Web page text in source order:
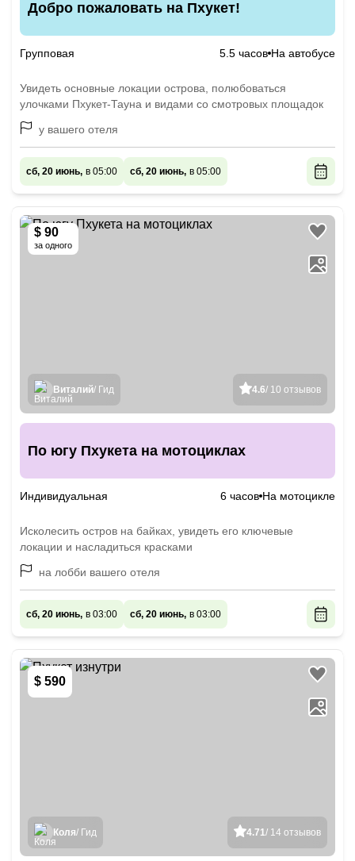
Добро пожаловать на Пхукет!
Групповая 5.5 часов На автобусе
Увидеть основные локации острова, полюбоваться
улочками Пхукет-Тауна и видами со смотровых площадок
у вашего отеля
сб, 20 июнь, в 05:00 сб, 20 июнь, в 05:00
$ 90
за одного
4.6/ 10 отзывов
Виталий/ Гид
По югу Пхукета на мотоциклах
Индивидуальная 6 часов На мотоцикле
Исколесить остров на байках, увидеть его ключевые
локации и насладиться красками
на лобби вашего отеля
сб, 20 июнь, в 03:00 сб, 20 июнь, в 03:00
$ 590
4.71/ 14 отзывов
Коля/ Гид